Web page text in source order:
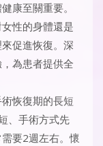
康至關重要。
性的身體還是
促進恢復。深
為患者提供全
恢復期的長短
、手術方式先
要2週左右。懷